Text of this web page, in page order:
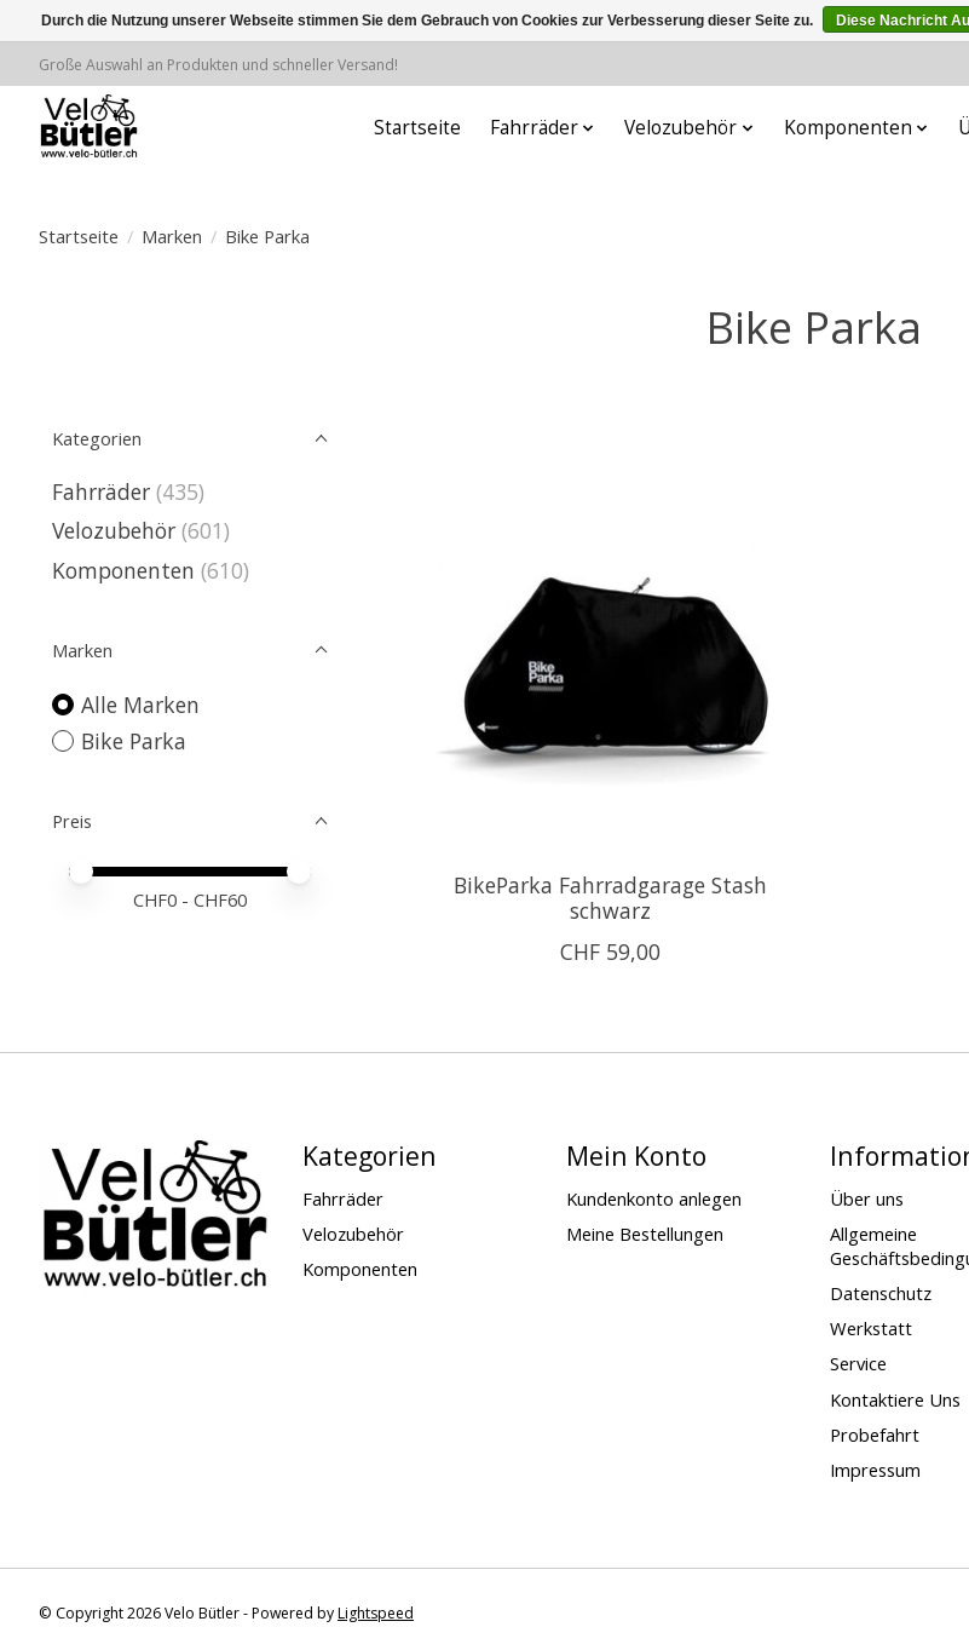
Große Auswahl an Produkten und schneller Versand!
Startseite Fahrräder Velozubehör Komponenten
Startseite / Marken / Bike Parka
Bike Parka
Kategorien
Fahrräder (435)
Velozubehör (601)
Komponenten (610)
Marken
Alle Marken
Bike Parka
Preis
Preis – Mindestwert
Price maximum value
CHF0 - CHF60
BikeParka Fahrradgarage Stash
schwarz
CHF 59,00
Kategorien
Fahrräder
Velozubehör
Komponenten
Mein Konto
Kundenkonto anlegen
Meine Bestellungen
Über uns
Allgemeine
Datenschutz
Werkstatt
Service
Kontaktiere Uns
Probefahrt
Impressum
© Copyright 2026 Velo Bütler - Powered byLightspeed
Durch die Nutzung unserer Webseite stimmen Sie dem Gebrauch von Cookies zur Verbesserung dieser Seite zu. Diese Nachricht